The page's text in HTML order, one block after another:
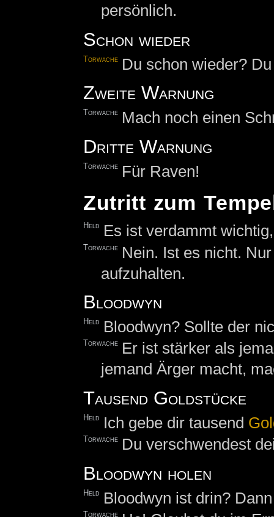
persönlich.
Schon wieder
Torwache Du schon wieder?
Zweite Warnung
Torwache Mach noch einen
Dritte Warnung
Torwache Für Raven!
Zutritt zum
Held Es ist verdammt
Torwache Nein. Ist es nicht.
aufzuhalten.
Bloodwyn
Held Bloodwyn? Sollte der
Torwache Er ist stärker als
jemand Ärger macht,
Tausend Goldstücke
Held Ich gebe dir tausend
Torwache Du verschwendest
Bloodwyn holen
Held Bloodwyn ist drin?
Torwache